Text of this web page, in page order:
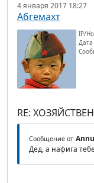
4 января 2017 18:27
Абгемахт
IP/
Дата
RE:
Сообщение от
Дед, а нафига